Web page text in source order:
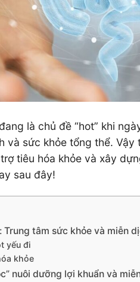
đang là chủ đề “hot” khi
và sức khỏe tổng thể.
tiêu hóa khỏe và xây
sau đây!
tâm sức khỏe và miễn
yếu đi
khỏe
nuôi dưỡng lợi khuẩn và